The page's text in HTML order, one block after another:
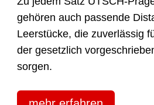
gehören auch passende
Leerstücke, die zuverlässig
der gesetzlich
sorgen.